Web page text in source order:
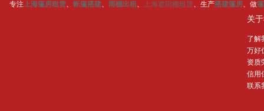
专注上海篷房租赁、 帐篷搭建、 雨棚出租 、 上海遮阳棚租赁、生产搭建篷房、做
关
了解
万好
资质
信用
联系